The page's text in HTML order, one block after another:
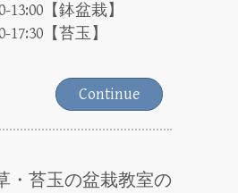
13:00【鉢盆栽】
17:30【苔玉】
Continue
・苔玉の盆栽教室の